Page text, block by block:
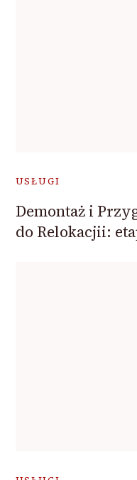
USŁUGI
Demontaż i
do Relokacjii: